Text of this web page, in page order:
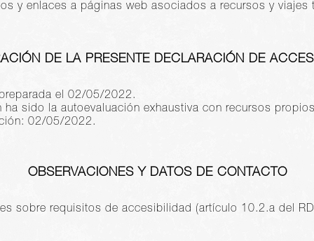
y enlaces a páginas web asociados a recursos y
DE LA PRESENTE DECLARACIÓN DE
el 02/05/2022.
ha sido la autoevaluación exhaustiva con recursos
02/05/2022.
OBSERVACIONES Y DATOS DE CONTACTO
sobre requisitos de accesibilidad (artículo 10.2.a del